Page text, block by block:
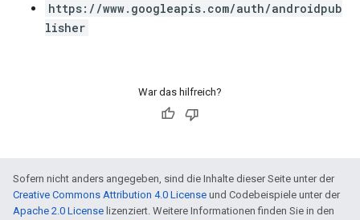
https://www.googleapis.com/auth/androidpub
lisher
War das hilfreich?
Sofern nicht anders angegeben, sind die Inhalte dieser Seite unter der
Creative Commons Attribution 4.0 License und Codebeispiele unter der
Apache 2.0 License lizenziert. Weitere Informationen finden Sie in den